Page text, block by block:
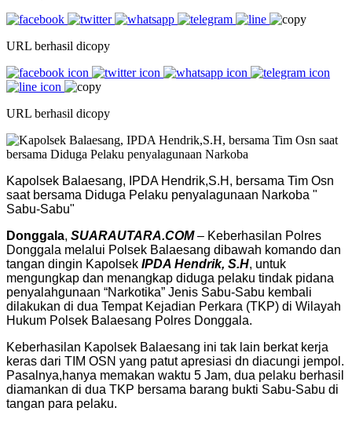
URL berhasil dicopy
URL berhasil dicopy
Kapolsek Balaesang, IPDA Hendrik,S.H, bersama Tim Osn
saat bersama Diduga Pelaku penyalagunaan Narkoba "
Sabu-Sabu"
Donggala, SUARAUTARA.COM– Keberhasilan Polres
Donggala melalui Polsek Balaesang dibawah komando dan
tangan dingin Kapolsek IPDA Hendrik, S.H, untuk
mengungkap dan menangkap diduga pelaku tindak pidana
penyalahgunaan “Narkotika” Jenis Sabu-Sabu kembali
dilakukan di dua Tempat Kejadian Perkara (TKP) di Wilayah
Hukum Polsek Balaesang Polres Donggala.
Keberhasilan Kapolsek Balaesang ini tak lain berkat kerja
keras dari TIM OSN yang patut apresiasi dn diacungi jempol.
Pasalnya,hanya memakan waktu 5 Jam, dua pelaku berhasil
diamankan di dua TKP bersama barang bukti Sabu-Sabu di
tangan para pelaku.